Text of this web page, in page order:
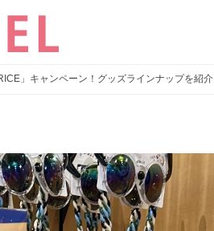
」キャンペーン！グッズラインナップを紹介